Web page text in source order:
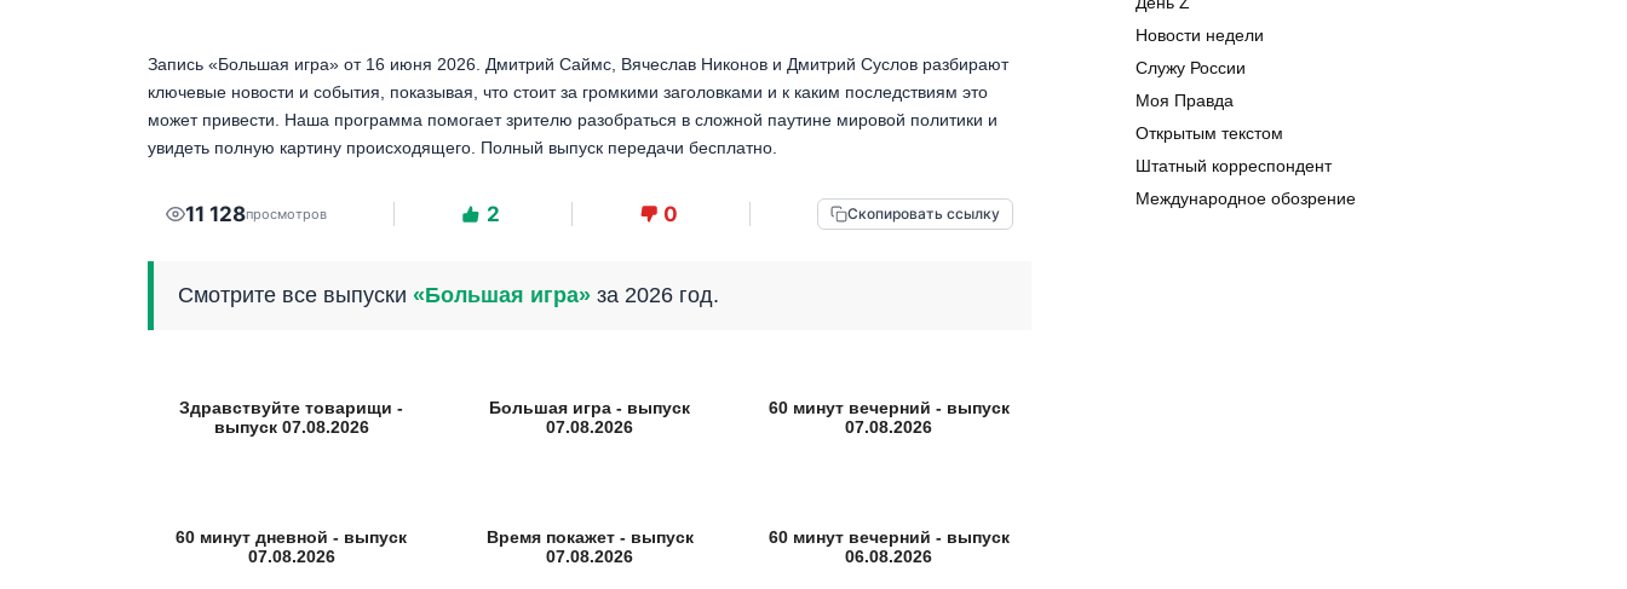
Запись «Большая игра» от 16 июня 2026. Дмитрий Саймс, Вячеслав Никонов и Дмитрий Суслов разбирают
ключевые новости и события, показывая, что стоит за громкими заголовками и к каким последствиям это
может привести. Наша программа помогает зрителю разобраться в сложной паутине мировой политики и
увидеть полную картину происходящего. Полный выпуск передачи бесплатно.
11 128просмотров 2 0 Скопировать ссылку
Смотрите все выпуски «Большая игра» за 2026 год.
Здравствуйте товарищи -
выпуск 07.08.2026
Большая игра - выпуск
07.08.2026
60 минут вечерний - выпуск
07.08.2026
60 минут дневной - выпуск
07.08.2026
Время покажет - выпуск
07.08.2026
60 минут вечерний - выпуск
06.08.2026
Новости недели
Служу России
Моя Правда
Открытым текстом
Штатный корреспондент
Международное обозрение